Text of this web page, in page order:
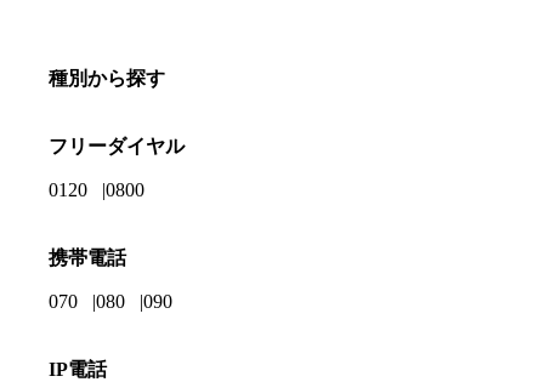
種別から探す
フリーダイヤル
0120 0800
携帯電話
070 080 090
IP電話